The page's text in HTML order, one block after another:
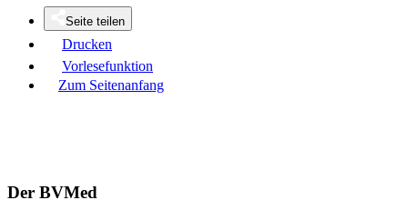
Seite teilen
Drucken
Vorlesefunktion
Zum Seitenanfang
Der BVMed